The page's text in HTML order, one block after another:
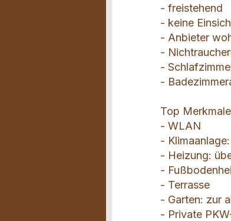
- freistehend
- keine
- Anbieter
-
-
-
Top Merkmale
- WLAN
-
- Heizung:
-
- Terrasse
- Garten: zur
- Private